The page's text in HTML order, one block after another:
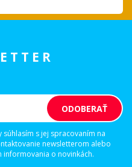
s jej spracovaním na
newsletterom alebo
o novinkách.